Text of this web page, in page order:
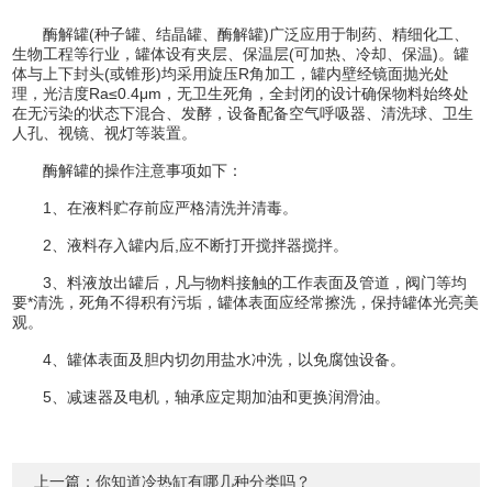
酶解罐(种子罐、结晶罐、酶解罐)广泛应用于制药、精细化工、
生物工程等行业，罐体设有夹层、保温层(可加热、冷却、保温)。罐
体与上下封头(或锥形)均采用旋压R角加工，罐内壁经镜面抛光处
理，光洁度Ra≤0.4μm，无卫生死角，全封闭的设计确保物料始终处
在无污染的状态下混合、发酵，设备配备空气呼吸器、清洗球、卫生
人孔、视镜、视灯等装置。
酶解罐的操作注意事项如下：
1、在液料贮存前应严格清洗并清毒。
2、液料存入罐内后,应不断打开搅拌器搅拌。
3、料液放出罐后，凡与物料接触的工作表面及管道，阀门等均
要*清洗，死角不得积有污垢，罐体表面应经常擦洗，保持罐体光亮美
观。
4、罐体表面及胆内切勿用盐水冲洗，以免腐蚀设备。
5、减速器及电机，轴承应定期加油和更换润滑油。
上一篇：你知道冷热缸有哪几种分类吗？